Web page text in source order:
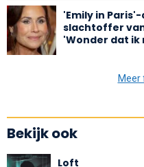
'Emily in
slachtoffer
'Wonder dat ik
Meer
Bekijk ook
Loft